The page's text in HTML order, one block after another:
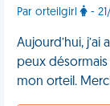
Par orteilgirl -
Aujourd’hui,
peux
mon orteil.